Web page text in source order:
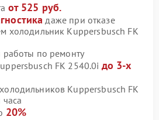
от 525 руб.
даже при отказе
холодильник Kuppersbusch FK
работы по ремонту
FK 2540.0i до 3-х
Kuppersbusch FK
20%